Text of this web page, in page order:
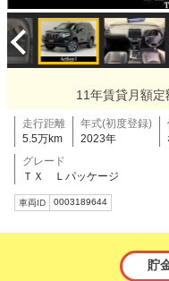
11年賃貸月額定
走行距離
5.5万km
年式(初度登録)
2023年
グレード
ＴＸ Ｌパッケージ
車両ID 0003189644
貯